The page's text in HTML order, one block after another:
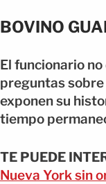
BOVINO
El funcionario
preguntas
exponen su
tiempo
TE PUEDE
Nueva York sin